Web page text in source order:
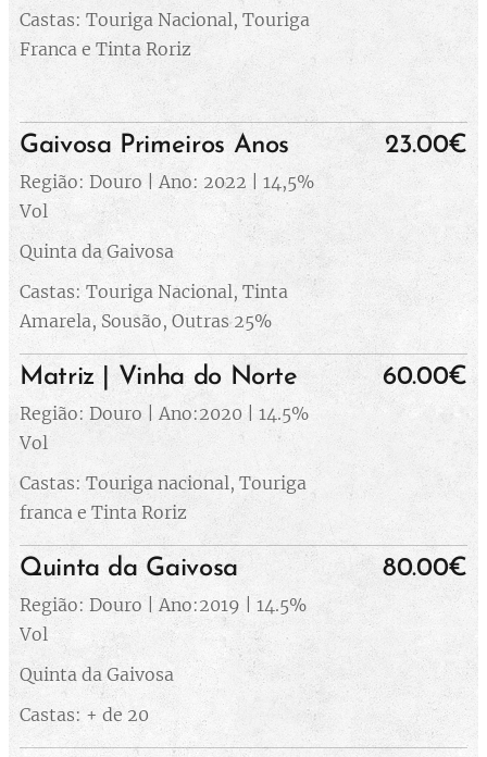
Castas: Touriga Nacional, Touriga
Franca e Tinta Roriz
Gaivosa Primeiros Anos
Região: Douro | Ano: 2022 | 14,5%
Vol
Quinta da Gaivosa
Castas: Touriga Nacional, Tinta
Amarela, Sousão, Outras 25%
23.00€
Matriz | Vinha do Norte
Região: Douro | Ano:2020 | 14.5%
Vol
Castas: Touriga nacional, Touriga
franca e Tinta Roriz
60.00€
Quinta da Gaivosa
Região: Douro | Ano:2019 | 14.5%
Vol
Quinta da Gaivosa
Castas: + de 20
80.00€